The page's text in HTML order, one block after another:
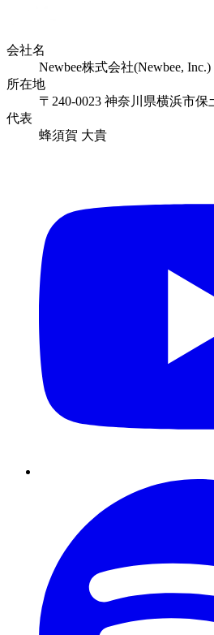
会社名
Newbee株式会社(Newbee, Inc.)
所在地
〒240-0023 神奈川県横浜市
代表
蜂須賀 大貴